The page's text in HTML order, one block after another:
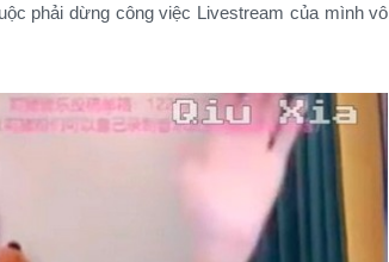
phải dừng công việc Livestream của mình vô